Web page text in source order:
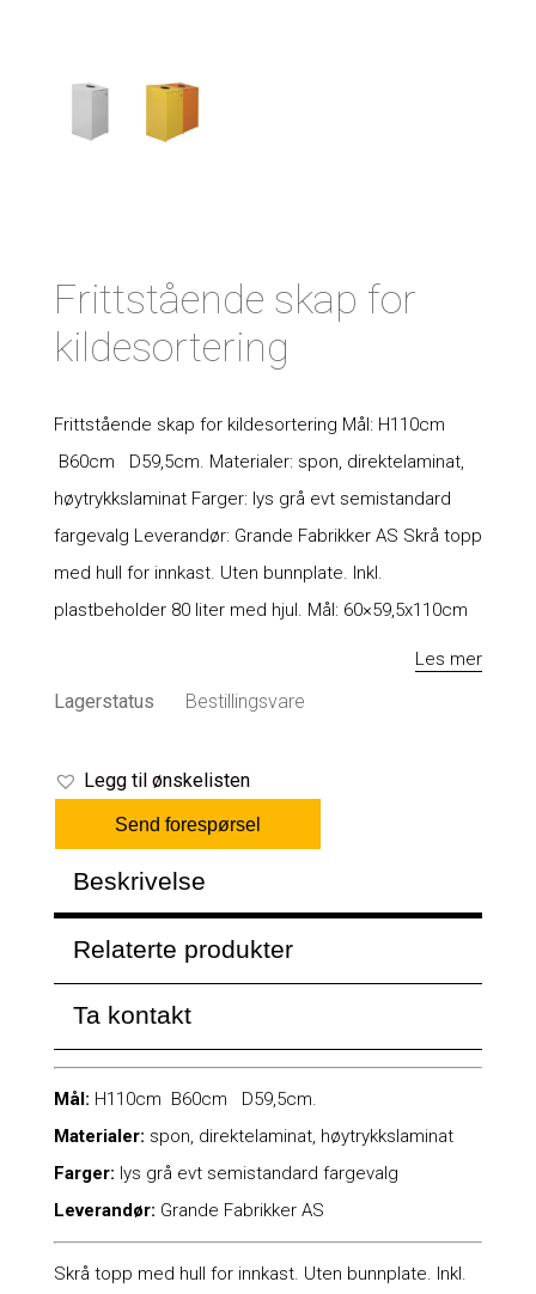
Frittstående skap for
kildesortering
Frittstående skap for kildesortering Mål: H110cm
B60cm D59,5cm. Materialer: spon, direktelaminat,
høytrykkslaminat Farger: lys grå evt semistandard
fargevalg Leverandør: Grande Fabrikker AS Skrå topp
med hull for innkast. Uten bunnplate. Inkl.
plastbeholder 80 liter med hjul. Mål: 60×59,5x110cm
Les mer
Lagerstatus Bestillingsvare
Legg til ønskelisten
Send forespørsel
Beskrivelse
Relaterte produkter
Ta kontakt
Mål: H110cm B60cm D59,5cm.
Materialer: spon, direktelaminat, høytrykkslaminat
Farger: lys grå evt semistandard fargevalg
Leverandør: Grande Fabrikker AS
Skrå topp med hull for innkast. Uten bunnplate. Inkl.